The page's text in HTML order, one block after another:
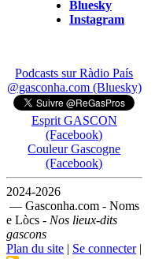
Bluesky
Instagram
Podcasts sur Ràdio País
@gasconha.com (Bluesky)
Esprit GASCON
(Facebook)
Couleur Gascogne
(Facebook)
2024-2026
— Gasconha.com - Noms
e Lòcs - Nos lieux-dits
gascons
Plan du site | Se connecter|